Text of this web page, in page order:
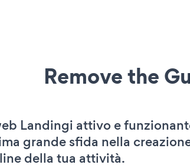
Remove the
Landingi attivo e
grande sfida nella
della tua attività.